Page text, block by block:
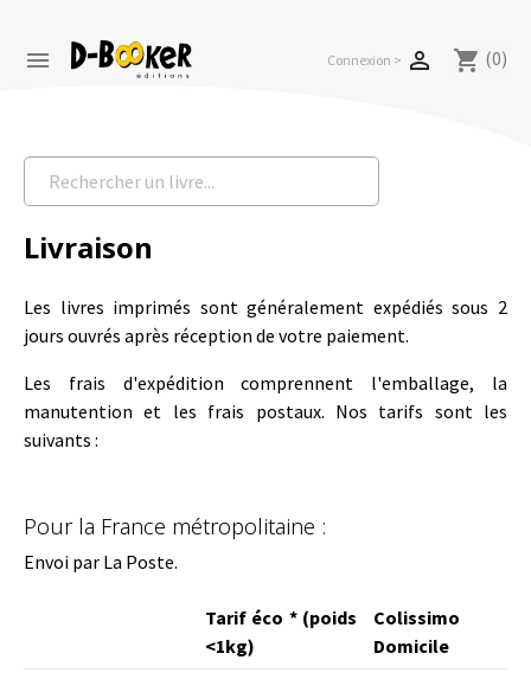
 Connexion >  shopping_cart (0)
Livraison
Les livres imprimés sont généralement expédiés sous 2
jours ouvrés après réception de votre paiement.
Les frais d'expédition comprennent l'emballage, la
manutention et les frais postaux. Nos tarifs sont les
suivants :
Pour la France métropolitaine :
Envoi par La Poste.
Tarif éco * (poids
<1kg)
Colissimo
Domicile